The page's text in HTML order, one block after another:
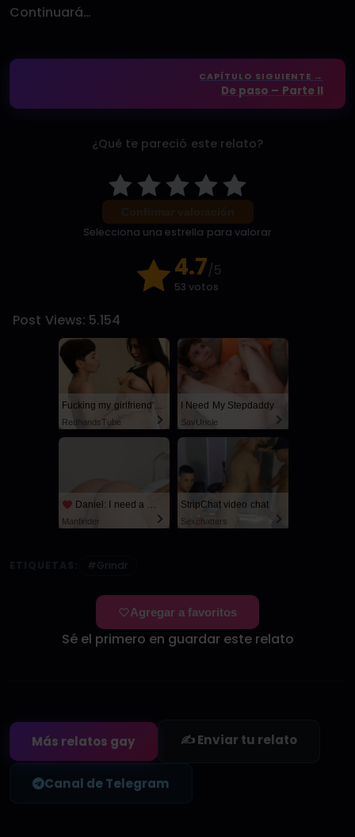
Continuará…
CAPÍTULO SIGUIENTE →
De paso – Parte II
¿Qué te pareció este relato?
Selecciona una estrella para valorar
4.7/5
53 votos
Post Views: 5.154
Fucking my girlfriend's hot mommy by mistake
RedhandsTube
I Need My Stepdaddy
SayUncle
Daniel: I need a man for a spicy night...
Manfinder
StripChat video chat
Sexchatters
#Grindr
Agregar a favoritos
Sé el primero en guardar este relato
Más relatos gay ✍️ Enviar tu relato
Canal de Telegram